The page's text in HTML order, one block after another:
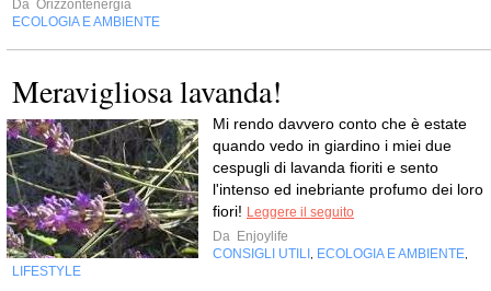
Da Orizzontenergia
ECOLOGIA E AMBIENTE
Meravigliosa lavanda!
Mi rendo davvero conto che è estate
quando vedo in giardino i miei due
cespugli di lavanda fioriti e sento
l'intenso ed inebriante profumo dei loro
fiori! Leggere il seguito
Da Enjoylife
CONSIGLI UTILI
ECOLOGIA E AMBIENTE
LIFESTYLE